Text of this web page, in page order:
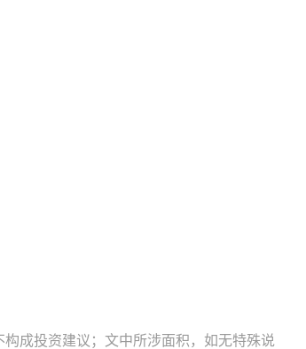
成投资建议；文中所涉面积，如无特殊说